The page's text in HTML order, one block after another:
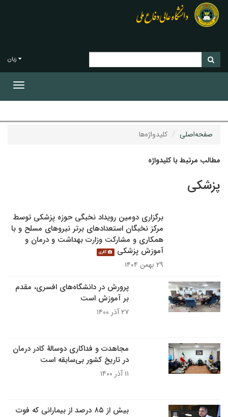
زبان
صفحه‌اصلی کلیدواژه‌ها
مطالب مرتبط با کلیدواژه
پزشکی
برگزاری دومین رویداد نخبگی حوزه پزشکی توسط
مرکز نخبگان استعدادهای برتر نیروهای مسلح و با
همکاری و مشارکت وزارت بهداشت و درمان و
آموزش پزشکی
گالری
۲۹ بهمن ۱۴۰۴
پرورش در دانشگاه‌های افسری، مقدم
بر آموزش است
۲۷ آذر ۱۴۰۰
مجاهدت و فداکاری دوسالۀ کادر درمان
در تاریخ کشور بی‌سابقه است
۱۱ آذر ۱۴۰۰
بیش از ۸۵ درصد از بیمارانی که فوت